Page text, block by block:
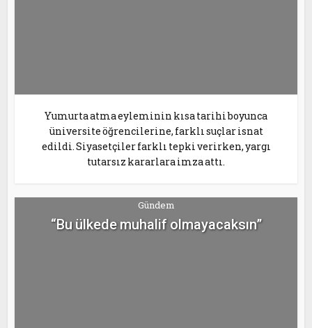
Yumurta atma eyleminin kısa tarihi boyunca
üniversite öğrencilerine, farklı suçlar isnat
edildi. Siyasetçiler farklı tepki verirken, yargı
tutarsız kararlara imza attı.
Gündem
“Bu ülkede muhalif olmayacaksın”